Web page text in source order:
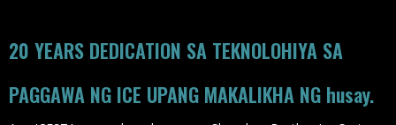
20 YEARS DEDICATION SA TEKNOLOHIYA SA
PAGGAWA NG ICE UPANG MAKALIKHA NG husay.